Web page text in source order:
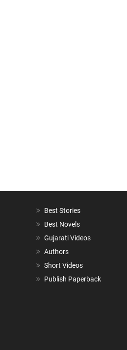
Best Stories
Best Novels
Gujarati Videos
Authors
Short Videos
Publish Paperback